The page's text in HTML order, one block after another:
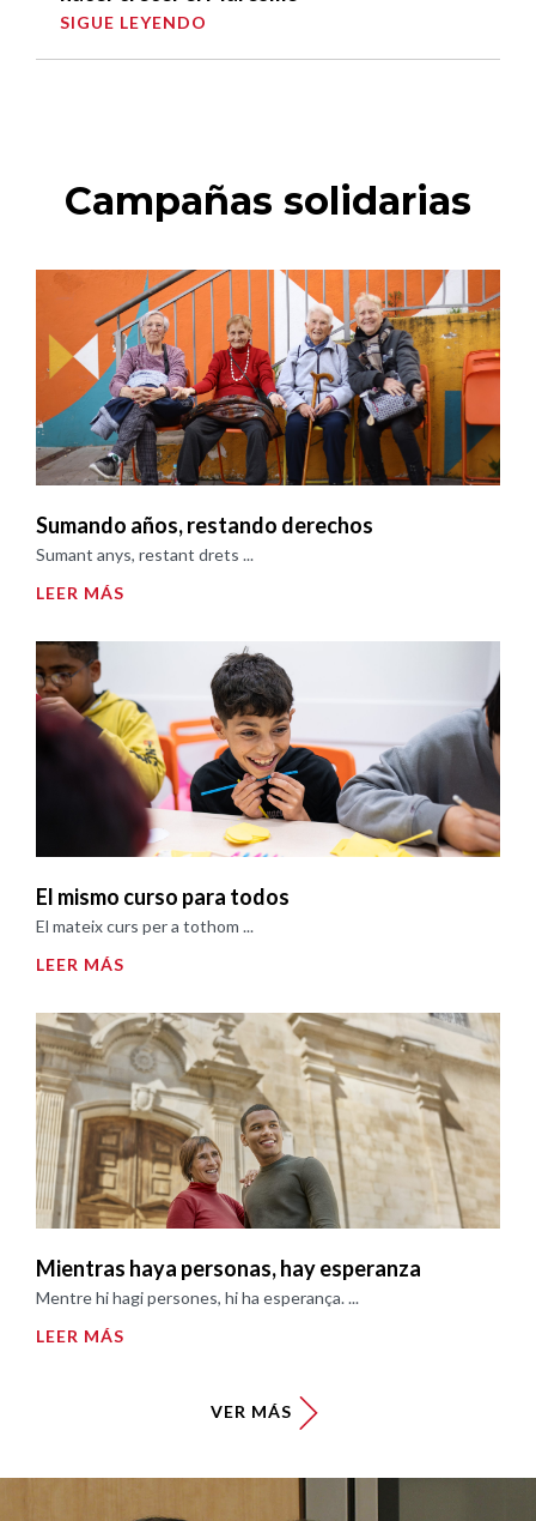
SIGUE LEYENDO
Campañas solidarias
Sumando años, restando derechos
Sumant anys, restant drets ...
LEER MÁS
El mismo curso para todos
El mateix curs per a tothom ...
LEER MÁS
Mientras haya personas, hay esperanza
Mentre hi hagi persones, hi ha esperança. ...
LEER MÁS
VER MÁS